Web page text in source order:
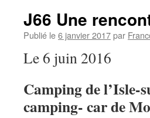
J66 Une
Publié le6 janvier 2017par
Le 6 juin 2016
Camping de l’Isle-
camping- car de